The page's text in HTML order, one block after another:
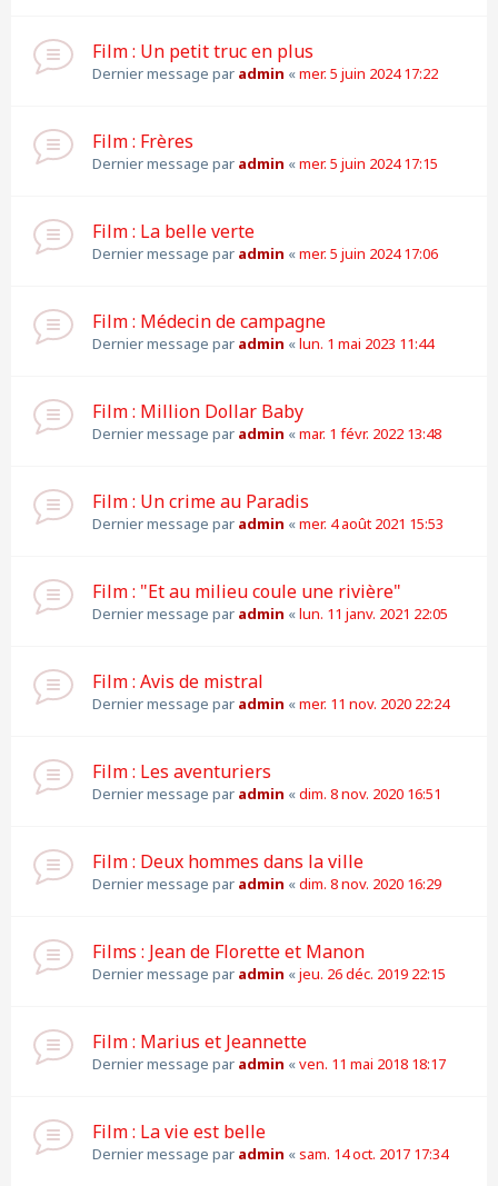
Film : Un petit truc en plus
Dernier message par admin «mer. 5 juin 2024 17:22
Film : Frères
Dernier message par admin «mer. 5 juin 2024 17:15
Film : La belle verte
Dernier message par admin «mer. 5 juin 2024 17:06
Film : Médecin de campagne
Dernier message par admin «lun. 1 mai 2023 11:44
Film : Million Dollar Baby
Dernier message par admin «mar. 1 févr. 2022 13:48
Film : Un crime au Paradis
Dernier message par admin «mer. 4 août 2021 15:53
Film : "Et au milieu coule une rivière"
Dernier message par admin «lun. 11 janv. 2021 22:05
Film : Avis de mistral
Dernier message par admin «mer. 11 nov. 2020 22:24
Film : Les aventuriers
Dernier message par admin «dim. 8 nov. 2020 16:51
Film : Deux hommes dans la ville
Dernier message par admin «dim. 8 nov. 2020 16:29
Films : Jean de Florette et Manon
Dernier message par admin «jeu. 26 déc. 2019 22:15
Film : Marius et Jeannette
Dernier message par admin «ven. 11 mai 2018 18:17
Film : La vie est belle
Dernier message par admin «sam. 14 oct. 2017 17:34